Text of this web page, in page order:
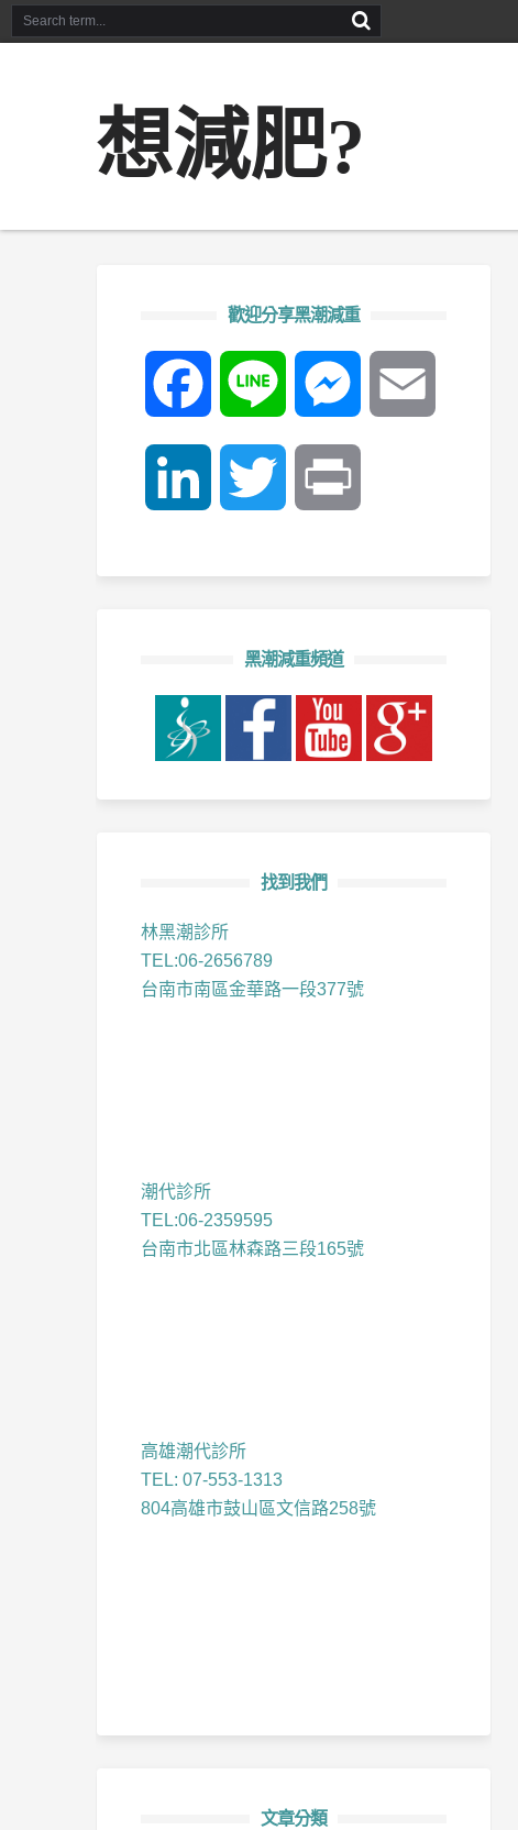
想減肥?
歡迎分享黑潮減重
Facebook Line Messenger
LinkedIn Twitter
黑潮減重頻道
找到我們
林黑潮診所
TEL:06-2656789
台南市南區金華路一段377號
潮代診所
TEL:06-2359595
台南市北區林森路三段165號
高雄潮代診所
TEL: 07-553-1313
804高雄市鼓山區文信路258號
文章分類